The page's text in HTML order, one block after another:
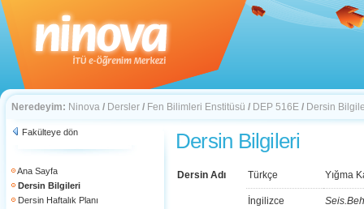
Neredeyim: Ninova / Dersler / Fen Bilimleri Enstitüsü / DEP 516E / Dersin
Fakülteye dön
Ana Sayfa
Dersin Bilgileri
Dersin Haftalık Planı
Dersin Bilgileri
Dersin Adı Türkçe Yığma
İngilizce